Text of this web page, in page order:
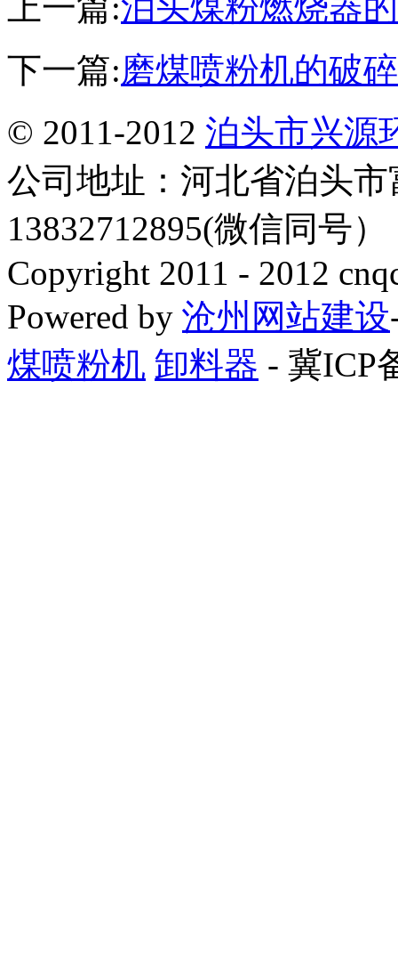
下一篇:磨煤喷粉机的破
© 2011-2012 泊头市兴源
公司地址：河北省泊头
13832712895(微信同号
Copyright 2011 - 2012
Powered by 沧州网站建设
煤喷粉机 卸料器 - 冀ICP